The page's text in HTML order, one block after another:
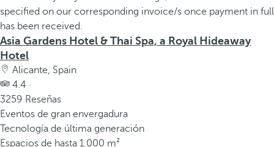
e
n
t
a
n
a
e
m
e
Asia Gardens Hotel & Thai Spa, a Royal Hideaway
Hotel
Alicante, Spain
4.4 ·
3259 Reseñas
Eventos de gran envergadura
Tecnología de última generación
Espacios de hasta 1.000 m²